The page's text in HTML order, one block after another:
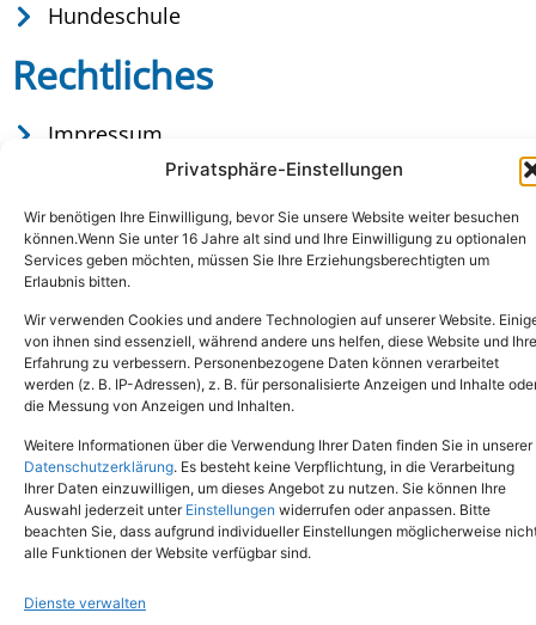
Privatsphäre-Einstellungen
Wir benötigen Ihre Einwilligung, bevor Sie unsere Website weiter besuchen
können.Wenn Sie unter 16 Jahre alt sind und Ihre Einwilligung zu optionalen
Services geben möchten, müssen Sie Ihre Erziehungsberechtigten um
Erlaubnis bitten.
Wir verwenden Cookies und andere Technologien auf unserer Website.
von ihnen sind essenziell, während andere uns helfen, diese Website und Ihre
Erfahrung zu verbessern. Personenbezogene Daten können verarbeitet
werden (z. B. IP-Adressen), z. B. für personalisierte Anzeigen und Inhalte
die Messung von Anzeigen und Inhalten.
Weitere Informationen über die Verwendung Ihrer Daten finden Sie in unserer
Datenschutzerklärung. Es besteht keine Verpflichtung, in die Verarbeitung
Ihrer Daten einzuwilligen, um dieses Angebot zu nutzen. Sie können Ihre
Auswahl jederzeit unter Einstellungen widerrufen oder anpassen. Bitte
beachten Sie, dass aufgrund individueller Einstellungen möglicherweise
alle Funktionen der Website verfügbar sind.
Dienste verwalten
Hundeschule
Rechtliches
Impressum
Datenschutz
Copyright © 2024. Alle Rechte vorbehalten.
Tel.: (02651) - 77438info@tierheim-mayen.de
In der Pluns 1, 56727 Mayen